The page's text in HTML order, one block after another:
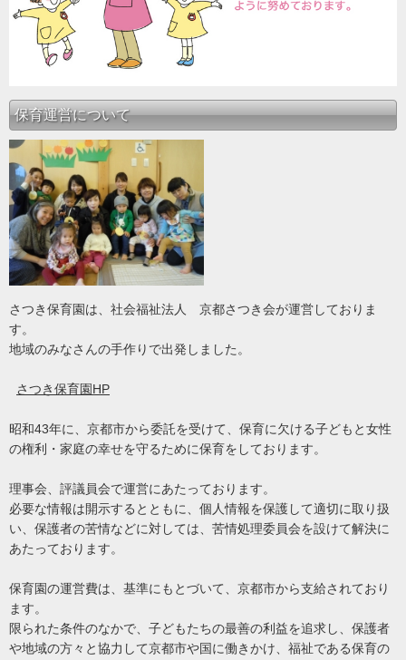
保育運営について
さつき保育園は、社会福祉法人 京都さつき会が運営しておりま
す。
地域のみなさんの手作りで出発しました。
さつき保育園HP
昭和43年に、京都市から委託を受けて、保育に欠ける子どもと女性
の権利・家庭の幸せを守るために保育をしております。
理事会、評議員会で運営にあたっております。
必要な情報は開示するとともに、個人情報を保護して適切に取り扱
い、保護者の苦情などに対しては、苦情処理委員会を設けて解決に
あたっております。
保育園の運営費は、基準にもとづいて、京都市から支給されており
ます。
限られた条件のなかで、子どもたちの最善の利益を追求し、保護者
や地域の方々と協力して京都市や国に働きかけ、福祉である保育の